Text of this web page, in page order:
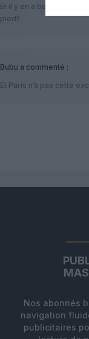
Et il y en a beaucoup
pied!!
Bubu a commenté :
Et Paris n’a pas cette
Nos abonnés
navigation
publicitaires